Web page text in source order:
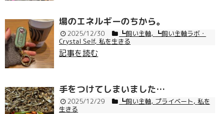
場のエネルギーのちから。
2025/12/30 ┗飼い主軸,
┗飼い主軸ラボ・
Crystal Self, 私を生きる
記事を読む
手をつけてしまいました…
2025/12/29 ┗飼い主軸, プライベート, 私を
生きる